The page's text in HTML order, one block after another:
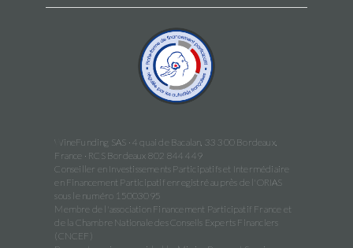
WineFunding SAS · 4 quai de Bacalan, 33 300 Bordeaux,
France · RCS Bordeaux 802 844 449
Conseiller en Investissements Participatifs et Intermédiaire
en Financement Participatif enregistré auprès de l'ORIAS
sous le numéro 15003095
Membre de l'association Financement Participatif France et
de la Chambre Nationale des Conseils Experts Financiers
(CNCEF)